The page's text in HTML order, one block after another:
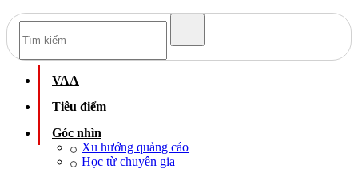
VAA
Tiêu điểm
Góc nhìn
Xu hướng quảng cáo
Học từ chuyên gia